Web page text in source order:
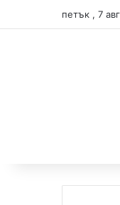
петък , 7